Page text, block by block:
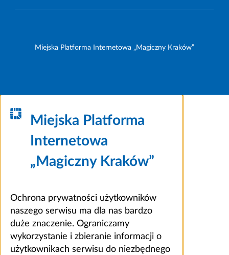
Miejska Platforma Internetowa „Magiczny Kraków”
Miejska Platforma
Internetowa
„Magiczny Kraków”
Ochrona prywatności użytkowników
naszego serwisu ma dla nas bardzo
duże znaczenie. Ograniczamy
wykorzystanie i zbieranie informacji o
użytkownikach serwisu do niezbędnego